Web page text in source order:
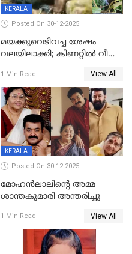
KERALA
Posted On 30-12-2025
മയക്കുവെടിവച്ച ശേഷം
വലയിലാക്കി; കിണറ്റിൽ വീണ
1 Min Read View All
KERALA
Posted On 30-12-2025
മോഹന്‍ലാലിന്‍റെ അമ്മ
ശാന്തകുമാരി അന്തരിച്ചു
1 Min Read View All